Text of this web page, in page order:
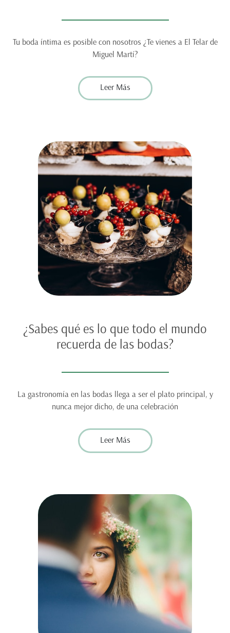
Tu boda íntima es posible con nosotros ¿Te vienes a El Telar de
Miguel Martí?
Leer Más
¿Sabes qué es lo que todo el mundo
recuerda de las bodas?
La gastronomía en las bodas llega a ser el plato principal, y
nunca mejor dicho, de una celebración
Leer Más